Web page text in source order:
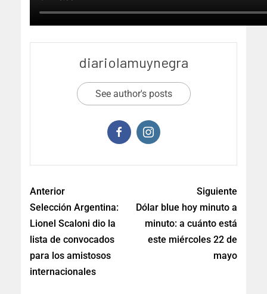
diariolamuynegra
See author's posts
Anterior
Selección Argentina:
Lionel Scaloni dio la
lista de convocados
para los amistosos
internacionales
Siguiente
Dólar blue hoy minuto a
minuto: a cuánto está
este miércoles 22 de
mayo